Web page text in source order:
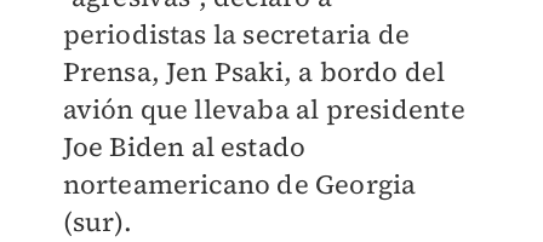
periodistas la secretaria de
Prensa, Jen Psaki, a bordo del
avión que llevaba al presidente
Joe Biden al estado
norteamericano de Georgia
(sur).